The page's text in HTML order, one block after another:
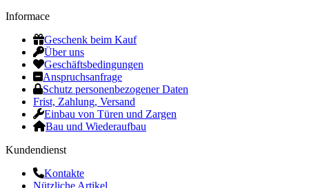
Informace
Geschenk beim Kauf
Über uns
Geschäftsbedingungen
Anspruchsanfrage
Schutz personenbezogener Daten
Frist, Zahlung, Versand
Einbau von Türen und Zargen
Bau und Wiederaufbau
Kundendienst
Kontakte